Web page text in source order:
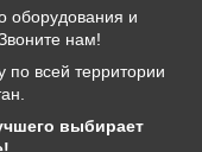
оборудования и
нам!
по всей территории
выбирает